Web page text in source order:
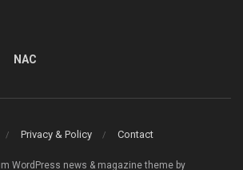
NAC
Privacy & Policy Contact
WordPress news & magazine theme by